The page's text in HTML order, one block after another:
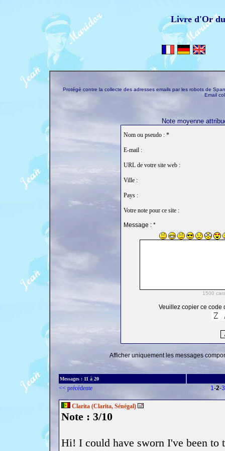
Livre d'Or
Protégé contre la collecte des adresses emails par les robots de
Email
Note moyenne
Nom ou pseudo : *
E-mail :
URL de votre site web :
Ville :
Pays :
Votre note pour ce site :
Message : *
Veuillez copier ce code
Afficher uniquement les messages
Messages : 11 à 20
<< précédente 1-2-3
Clarita (Clarita, Sénégal)
Note : 3/10
Hi! I could have sworn I've been to